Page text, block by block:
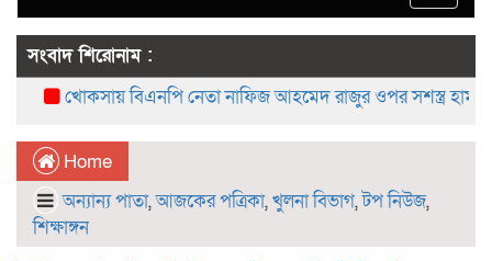
সংবাদ শিরোনাম :
খোকসায় বিএনপি নেতা নাফিজ আহমেদ রাজুর ওপর সশস্ত্র
Home
অন্যান্য পাতা,আজকের পত্রিকা,খুলনা বিভাগ,টপ নিউজ,
শিক্ষাঙ্গন